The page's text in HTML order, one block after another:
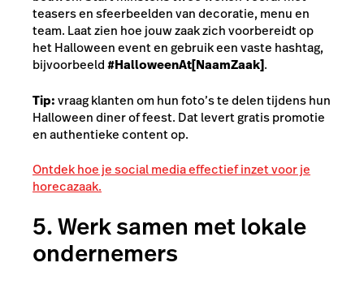
teasers en sfeerbeelden van decoratie, menu en
team. Laat zien hoe jouw zaak zich voorbereidt op
het Halloween event en gebruik een vaste hashtag,
bijvoorbeeld#HalloweenAt[NaamZaak].
Tip:vraag klanten om hun foto’s te delen tijdens hun
Halloween diner of feest. Dat levert gratis promotie
en authentieke content op.
Ontdek hoe je social media effectief inzet voor je
horecazaak.
5. Werk samen met lokale
ondernemers